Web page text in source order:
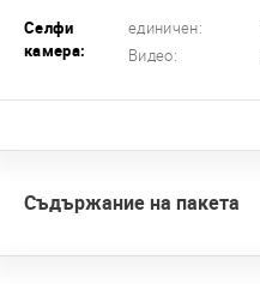
Селфи
камера:
единичен:
Видео:
Съдържание на пакета